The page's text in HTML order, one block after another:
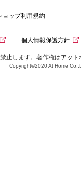
ョップ利用規約
個人情報保護方針
止します。著作権はアッ
Copyright©2020 At Home